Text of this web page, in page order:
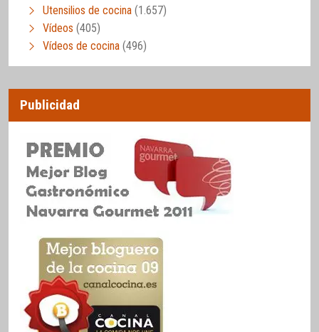
Utensilios de cocina (1.657)
Vídeos (405)
Vídeos de cocina (496)
Publicidad